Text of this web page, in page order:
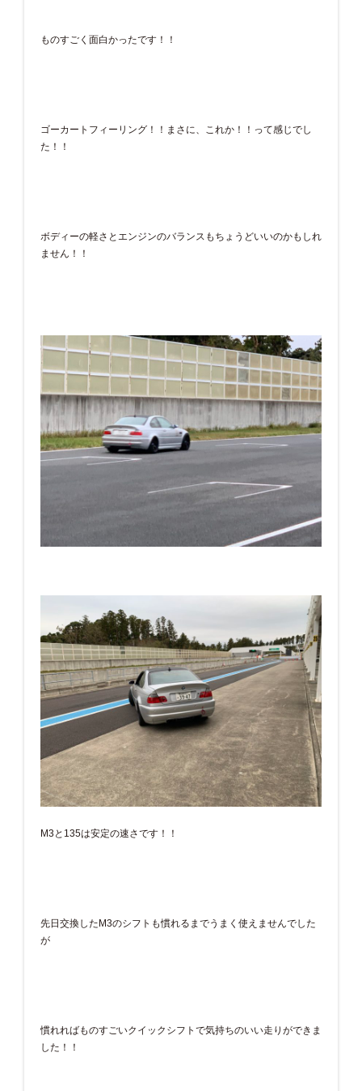
ものすごく面白かったです！！
ゴーカートフィーリング！！まさに、これか！！って感じでし
た！！
ボディーの軽さとエンジンのバランスもちょうどいいのかもしれ
ません！！
M3と135は安定の速さです！！
先日交換したM3のシフトも慣れるまでうまく使えませんでした
が
慣れればものすごいクイックシフトで気持ちのいい走りができま
した！！